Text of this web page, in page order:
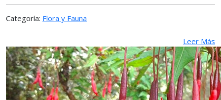
Categoría: Flora y Fauna
Leer Más